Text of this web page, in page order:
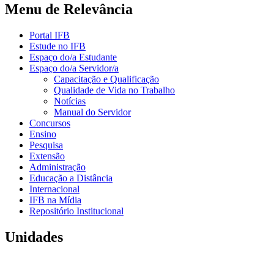
Menu de Relevância
Portal IFB
Estude no IFB
Espaço do/a Estudante
Espaço do/a Servidor/a
Capacitação e Qualificação
Qualidade de Vida no Trabalho
Notícias
Manual do Servidor
Concursos
Ensino
Pesquisa
Extensão
Administração
Educação a Distância
Internacional
IFB na Mídia
Repositório Institucional
Unidades